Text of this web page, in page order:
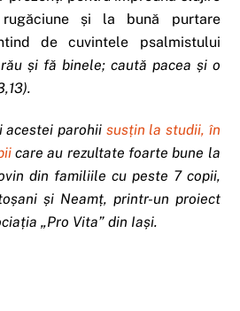
și la bună purtare
de cuvintele psalmistului
și fă binele; caută pacea și o
acestei parohii susțin la studii, în
care au rezultate foarte bune la
din familiile cu peste 7 copii,
și Neamț, printr-un proiect
„Pro Vita” din Iași.